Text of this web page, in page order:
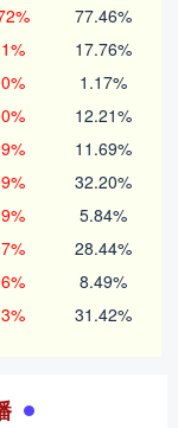
77.46%
17.76%
1.17%
12.21%
11.69%
32.20%
5.84%
28.44%
8.49%
31.42%